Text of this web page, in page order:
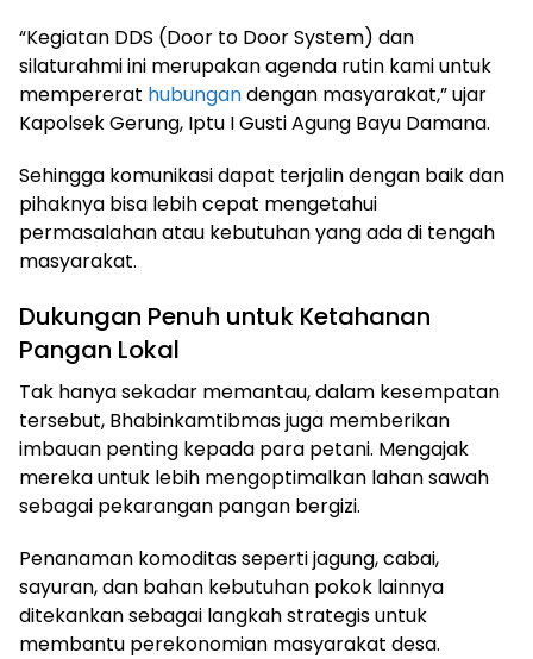
“Kegiatan DDS (Door to Door System) dan
silaturahmi ini merupakan agenda rutin kami untuk
mempererat hubungandengan masyarakat,” ujar
Kapolsek Gerung, Iptu I Gusti Agung Bayu Damana.
Sehingga komunikasi dapat terjalin dengan baik dan
pihaknya bisa lebih cepat mengetahui
permasalahan atau kebutuhan yang ada di tengah
masyarakat.
Dukungan Penuh untuk Ketahanan
Pangan Lokal
Tak hanya sekadar memantau, dalam kesempatan
tersebut, Bhabinkamtibmas juga memberikan
imbauan penting kepada para petani. Mengajak
mereka untuk lebih mengoptimalkan lahan sawah
sebagai pekarangan pangan bergizi.
Penanaman komoditas seperti jagung, cabai,
sayuran, dan bahan kebutuhan pokok lainnya
ditekankan sebagai langkah strategis untuk
membantu perekonomian masyarakat desa.